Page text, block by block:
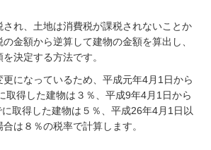
れ、土地は消費税が課税されないことか
金額から逆算して建物の金額を算出し、
決定する方法です。
になっているため、平成元年4月1日から
取得した建物は３％、平成9年4月1日から
取得した建物は５％、平成26年4月1日以
は８％の税率で計算します。